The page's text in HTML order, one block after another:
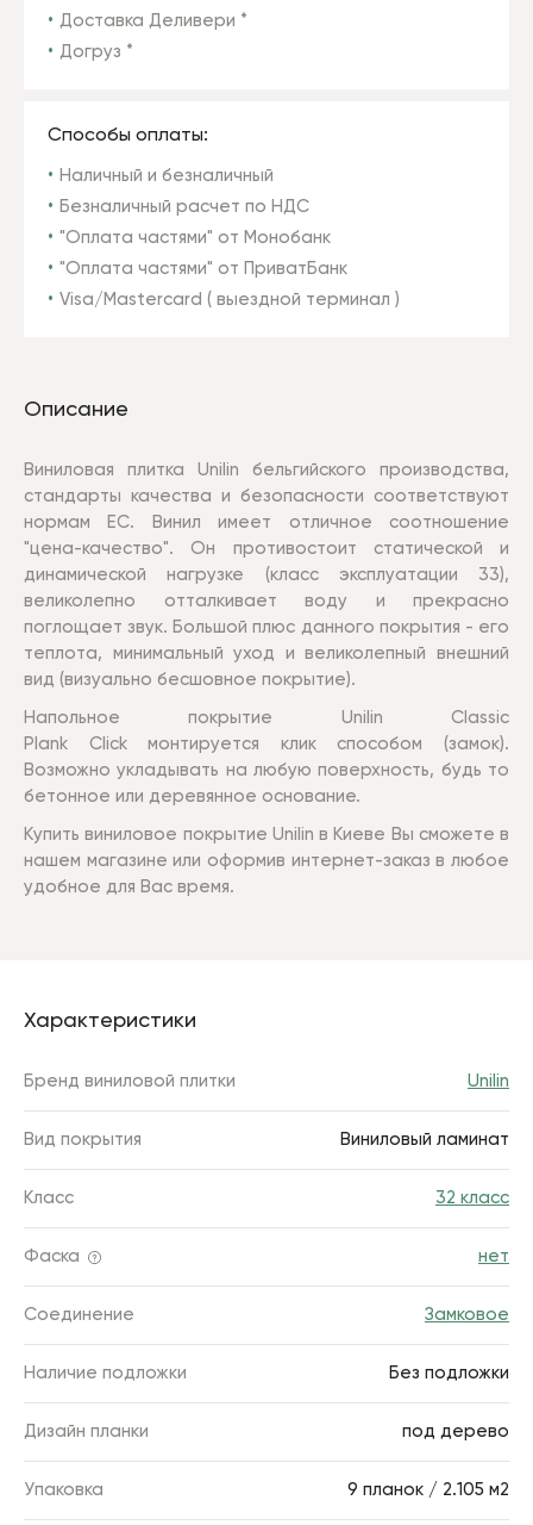
Доставка Деливери *
Догруз *
Способы оплаты:
Наличный и безналичный
Безналичный расчет по НДС
"Оплата частями" от Монобанк
"Оплата частями" от ПриватБанк
Visa/Mastercard ( выездной терминал )
Описание
Виниловая плитка Unilin бельгийского производства,
стандарты качества и безопасности соответствуют
нормам ЕС. Винил имеет отличное соотношение
"цена-качество". Он противостоит статической и
динамической нагрузке (класс эксплуатации 33),
великолепно отталкивает воду и прекрасно
поглощает звук. Большой плюс данного покрытия - его
теплота, минимальный уход и великолепный внешний
вид (визуально бесшовное покрытие).
Напольное покрытие UnilinClassic
Plank Click монтируется клик способом (замок).
Возможно укладывать на любую поверхность, будь то
бетонное или деревянное основание.
Купить виниловое покрытие Unilin в Киеве Вы сможете в
нашем магазине или оформив интернет-заказ в любое
удобное для Вас время.
Характеристики
Бренд виниловой плитки Unilin
Вид покрытия Виниловый ламинат
Класс 32 класс
Фаска нет
Соединение Замковое
Наличие подложки Без подложки
Дизайн планки под дерево
Упаковка 9 планок / 2.105 м2